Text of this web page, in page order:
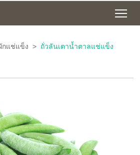
กแช่แข็ง > ถั่วลันเตาน้ำตาลแช่แข็ง